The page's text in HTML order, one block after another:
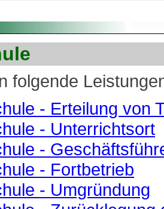
folgende
- Erteilung von
- Unterrichtsort
-
- Fortbetrieb
- Umgründung